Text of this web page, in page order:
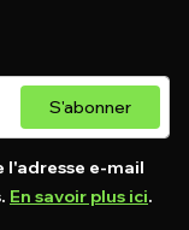
S'abonner
l'adresse e-mail
En savoir plus ici.